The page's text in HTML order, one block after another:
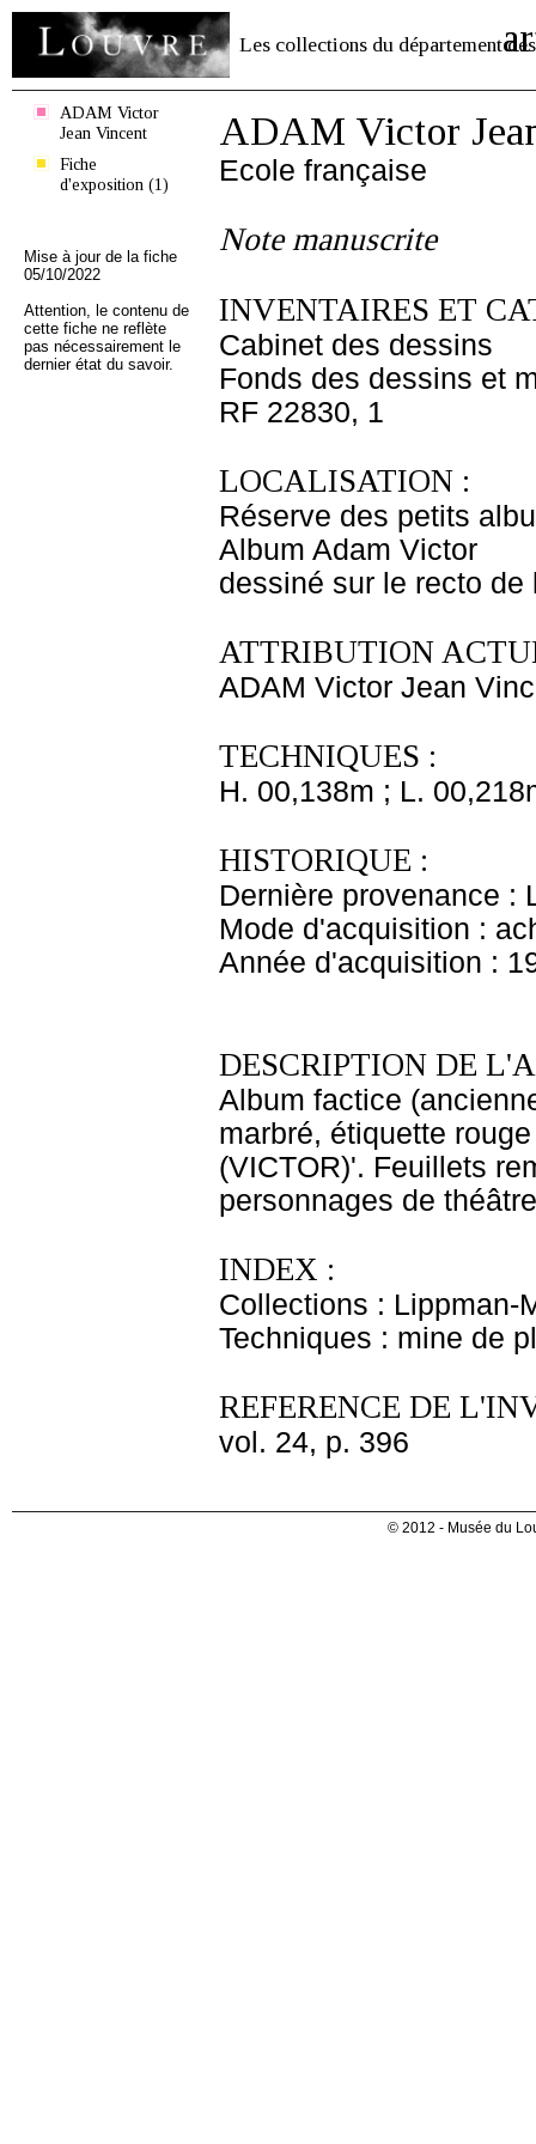
Les collections du département des
ADAM Victor
Jean Vincent
Fiche
d'exposition (1)
Mise à jour de la fiche
05/10/2022
Attention, le contenu de
cette fiche ne reflète
pas nécessairement le
dernier état du savoir.
ADAM Victor
Ecole française
Note manuscrite
INVENTAIRES ET
Cabinet des dessins
Fonds des dessins et
RF 22830, 1
LOCALISATION :
Réserve des petits
Album Adam Victor
dessiné sur le recto
ATTRIBUTION
ADAM Victor Jean
TECHNIQUES :
H. 00,138m ; L.
HISTORIQUE :
Dernière provenance :
Mode d'acquisition :
Année d'acquisition :
DESCRIPTION DE
Album factice
marbré, étiquette
(VICTOR)'. Feuillets
personnages de
INDEX :
Collections : Lippman-
Techniques : mine de
REFERENCE DE
vol. 24, p. 396
© 2012 - Musée du